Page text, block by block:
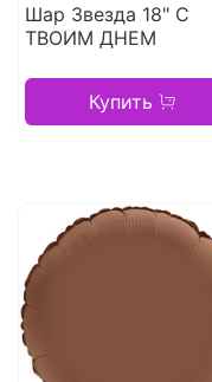
Шар Звезда 18" С
ТВОИМ ДНЕМ
Купить